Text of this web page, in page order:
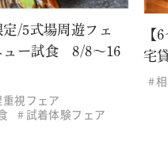
/5式場周遊フェ
ュー試食 8/8～16
視フェア
試着体験フェア
【
宅